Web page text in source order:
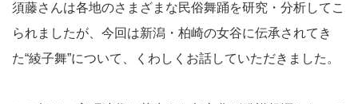
須藤さんは各地のさまざまな民俗舞踊を研究・分析してこ
られましたが、今回は新潟・柏崎の女谷に伝承されてき
た“綾子舞”について、くわしくお話していただきました。